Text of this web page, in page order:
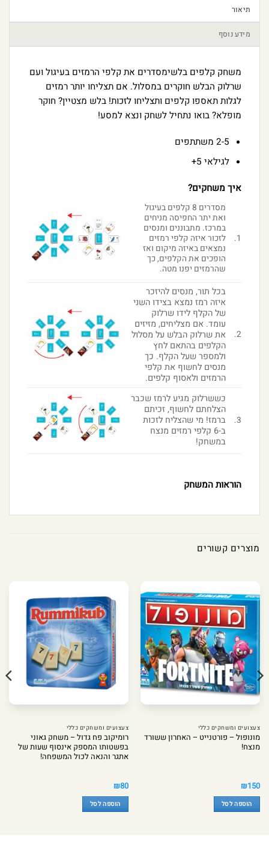
תיאור
מידע נוסף
משחק קלפים בלשימסדרים את קלפי הרמזים בעיגול ועם
שרלוק הבלש חוקרים במסלול. אם תצליחו יותר רמזים
לגלות תאספו קלפים ותצליחו לזכות! בלש מצטיין? חוקר
מופלא? בואו נתחיל לשחק ונצא למסע!
2-5 משתתפים
לגילאי 5+
איך משחקים?
1.
מסדרים 8 קלפים בעיגול
ואת יתר החפיסה מניחים
במרכז. מתבוננים ומנסים
לזכור איזה קלפי רמזים
נמצאים באיזה מיקום ואז
הופכים את הקלפים, כך
שהרמזים יפנו מטה.
2.
בכל תור, מנסים להיזכר
איזה רמז נמצא בצידו השני
של הקלף לידו שרלוק
עומד. אם מצליחים, מזיזים
את שרלוק הבלש על מסלול
הקלפים בהתאם לחץ
ולמספר שעל הקלף. כך
מנסים לחשוף את קלפי
הרמזים ולאסוף קלפים.
3.
כששרלוק מגיע לרמז שכבר
הצלחתם לחשוף, זכיתם
ברמז! מי שהצליח לזכות
ב-6 קלפי רמזים מנצח
במשחק!
הוראות המשחק
מוצרים קשורים
צעצועים ומשחקים כללי
מונופול – פורטנייט – האחרון ששורד
מנצח!
₪150
הוספה לסל
צעצועים ומשחקים כללי
רומיקוב פח גדול – משחק גאוני
בפשטותו המספק אינסוף שעות של
אתגר והנאה לכול המשפחה!
₪80
הוספה לסל